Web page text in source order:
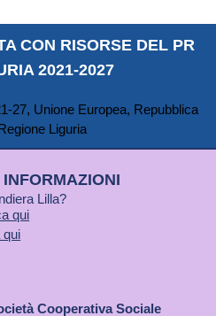
CON RISORSE DEL PR
2021-2027
Lilla?
qui
qui
Cooperativa Sociale